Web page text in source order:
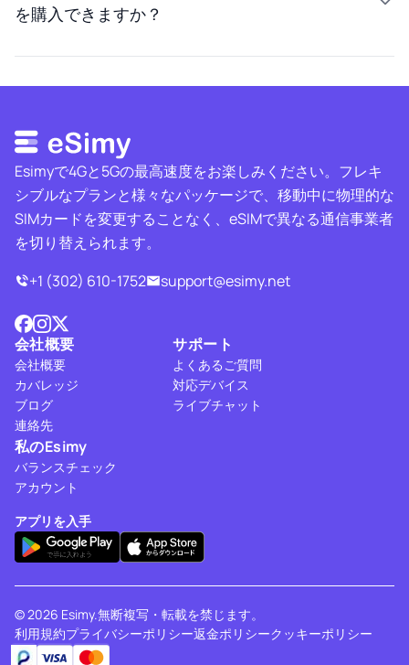
を購入できますか？
Esimyで4Gと5Gの最高速度をお楽しみください。フレキ
シブルなプランと様々なパッケージで、移動中に物理的な
SIMカードを変更することなく、eSIMで異なる通信事業者
を切り替えられます。
+1 (302) 610-1752
support@esimy.net
会社概要
会社概要
カバレッジ
ブログ
連絡先
サポート
よくあるご質問
対応デバイス
ライブチャット
私のEsimy
バランスチェック
アカウント
アプリを入手
© 2026 Esimy.無断複写・転載を禁じます。
利用規約プライバシーポリシー返金ポリシークッキーポリシー